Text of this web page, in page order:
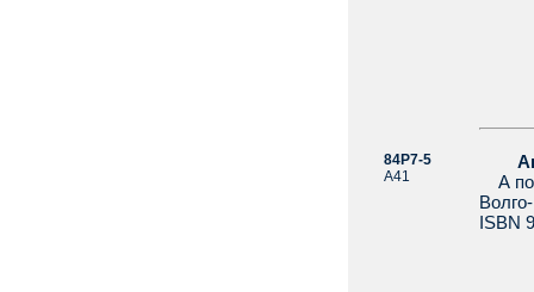
84Р7-5
А41
А
ISBN